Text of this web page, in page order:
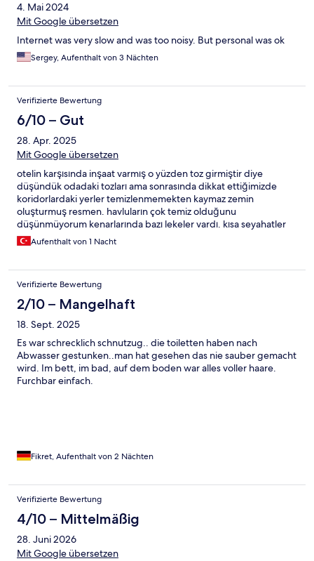
4. Mai 2024
Mit Google übersetzen
Internet was very slow and was too noisy. But personal was ok
Sergey, Aufenthalt von 3 Nächten
Verifizierte Bewertung
6/10 – Gut
28. Apr. 2025
Mit Google übersetzen
otelin karşısında inşaat varmış o yüzden toz girmiştir diye
düşündük odadaki tozları ama sonrasında dikkat ettiğimizde
koridorlardaki yerler temizlenmemekten kaymaz zemin
oluşturmuş resmen. havluların çok temiz olduğunu
düşünmüyorum kenarlarında bazı lekeler vardı. kısa seyahatler
için tercih edilebilir. görevli kişi canayakındı. fiyatı da baz alırsak
ortalama diyebilirim sadece hijyen konusunda biraz sıkıntılı
Aufenthalt von 1 Nacht
Verifizierte Bewertung
2/10 – Mangelhaft
18. Sept. 2025
Es war schrecklich schnutzug.. die toiletten haben nach
Abwasser gestunken..man hat gesehen das nie sauber gemacht
wird. Im bett, im bad, auf dem boden war alles voller haare.
Furchbar einfach.
Fikret, Aufenthalt von 2 Nächten
Verifizierte Bewertung
4/10 – Mittelmäßig
28. Juni 2026
Mit Google übersetzen